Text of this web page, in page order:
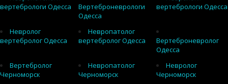
вертебрологи Одесса
Вертеброневрологи
Одесса
вертебрологи Одесса
Невролог
вертебролог Одесса
Невропатолог
вертебролог Одесса
Вертеброневролог
Одесса
Вертебролог
Черноморск
Невропатолог
Черноморск
Невролог
Черноморск